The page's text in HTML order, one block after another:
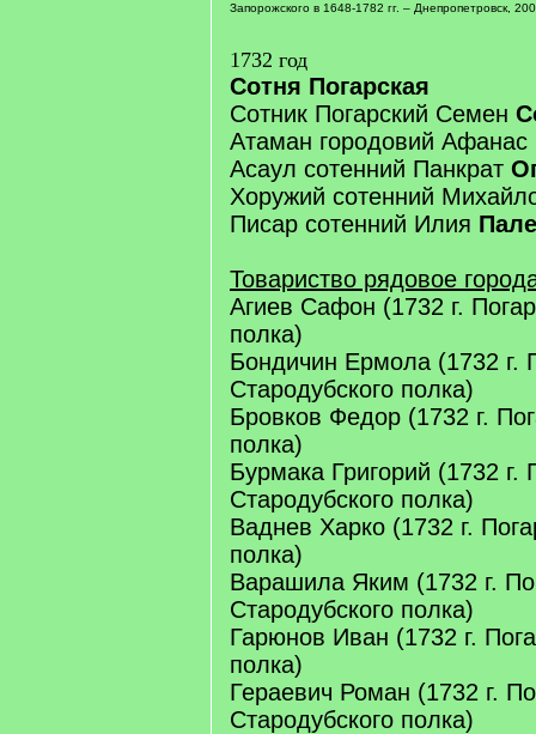
Запорожского в 1648-1782 гг. – Днепропетровск,
1732 год
Сотня Погарская
Сотник Погарский Семен
Атаман городовий Афанас
Асаул сотенний Панкрат
Хоружий сотенний
Писар сотенний Илия
Товариство рядовое
Агиев Сафон (1732 г.
полка)
Бондичин Ермола (1732 г.
Стародубского полка)
Бровков Федор (1732 г.
полка)
Бурмака Григорий (1732 г.
Стародубского полка)
Ваднев Харко (1732 г.
полка)
Варашила Яким (1732 г.
Стародубского полка)
Гарюнов Иван (1732 г.
полка)
Гераевич Роман (1732 г.
Стародубского полка)